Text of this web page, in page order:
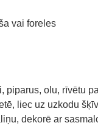
vai foreles
piparus, olu, rīvētu
liec uz uzkodu
dekorē ar